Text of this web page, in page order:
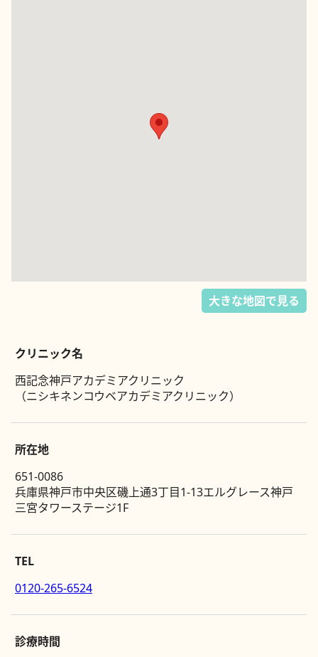
大きな地図で見る
クリニック名
西記念神戸アカデミアクリニック
（ニシキネンコウベアカデミアクリニック）
所在地
651-0086
兵庫県神戸市中央区磯上通3丁目1-13エルグレース神戸
三宮タワーステージ1F
TEL
0120-265-6524
診療時間